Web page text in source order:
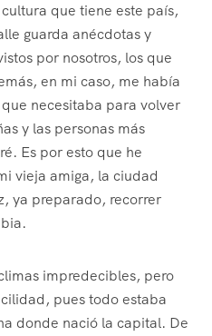
que tiene este país,
guarda anécdotas y
por nosotros, los que
en mi caso, me había
necesitaba para volver
y las personas más
Es por esto que he
vieja amiga, la ciudad
ya preparado, recorrer
impredecibles, pero
pues todo estaba
donde nació la capital. De